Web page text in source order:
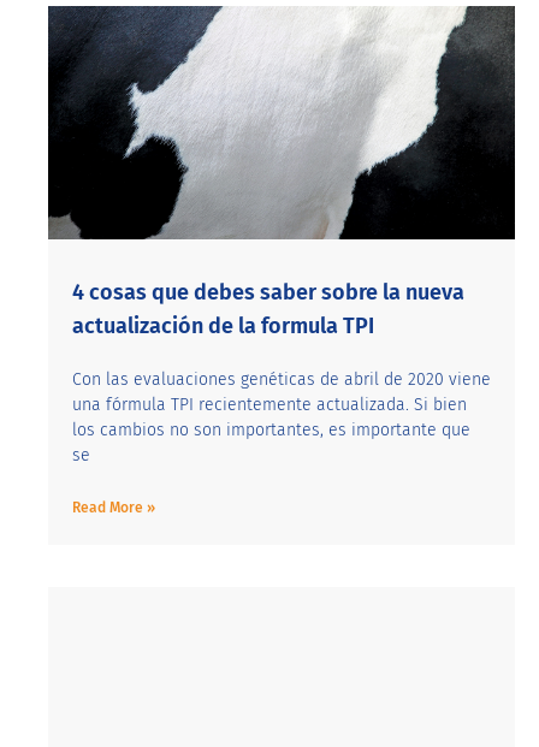
4 cosas que debes saber sobre la nueva
actualización de la formula TPI
Con las evaluaciones genéticas de abril de 2020 viene
una fórmula TPI recientemente actualizada. Si bien
los cambios no son importantes, es importante que
se
Read More »